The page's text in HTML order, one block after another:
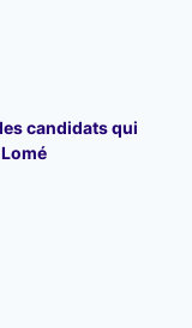
candidats qui